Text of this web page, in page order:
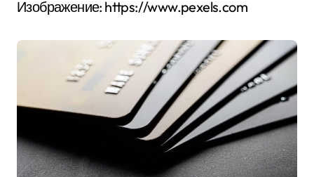
Изображение: https://www.pexels.com